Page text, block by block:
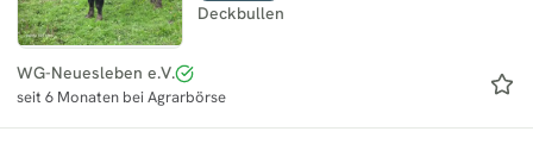
Deckbullen
WG-Neuesleben e.V.
seit 6 Monaten bei Agrarbörse